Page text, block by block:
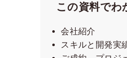
この資料でわ
会社紹介
スキルと開発実